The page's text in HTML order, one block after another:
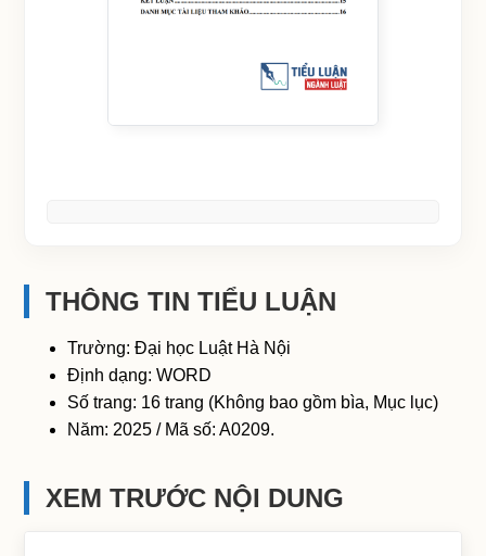
THÔNG TIN TIỂU LUẬN
Trường: Đại học Luật Hà Nội
Định dạng: WORD
Số trang: 16 trang (Không bao gồm bìa, Mục lục)
Năm: 2025 / Mã số: A0209.
XEM TRƯỚC NỘI DUNG